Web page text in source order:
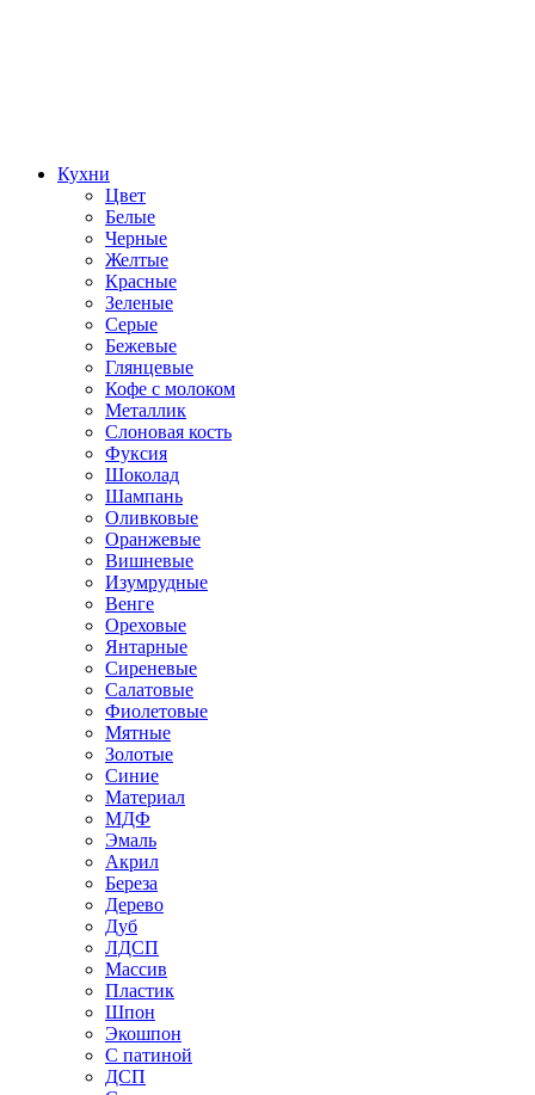
Кухни
Цвет
Белые
Черные
Желтые
Красные
Зеленые
Серые
Бежевые
Глянцевые
Кофе с молоком
Металлик
Слоновая кость
Фуксия
Шоколад
Шампань
Оливковые
Оранжевые
Вишневые
Изумрудные
Венге
Ореховые
Янтарные
Сиреневые
Салатовые
Фиолетовые
Мятные
Золотые
Синие
Материал
МДФ
Эмаль
Акрил
Береза
Дерево
Дуб
ЛДСП
Массив
Пластик
Шпон
Экошпон
С патиной
ДСП